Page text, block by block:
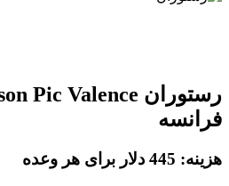
فرانسه
هزینه: 445 دلار برای هر وعده